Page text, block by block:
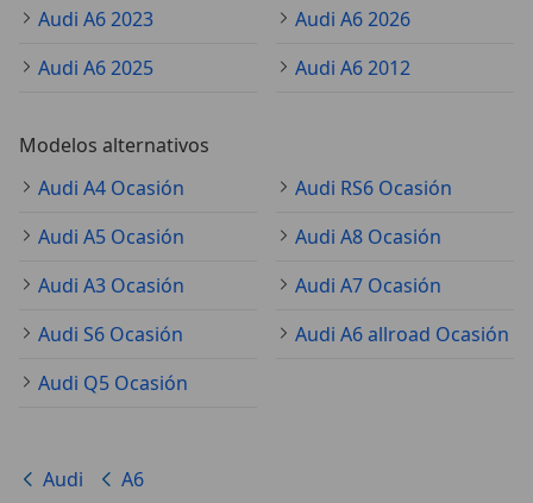
Audi A6 2023
Audi A6 2026
Audi A6 2025
Audi A6 2012
Modelos alternativos
Audi A4 Ocasión
Audi RS6 Ocasión
Audi A5 Ocasión
Audi A8 Ocasión
Audi A3 Ocasión
Audi A7 Ocasión
Audi S6 Ocasión
Audi A6 allroad Ocasión
Audi Q5 Ocasión
Audi A6